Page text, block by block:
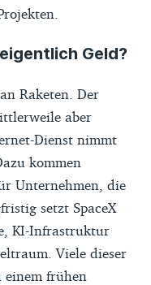
Geld?
Raketen. Der
aber
Dienst nimmt
kommen
Unternehmen, die
setzt SpaceX
KI-Infrastruktur
Viele dieser
frühen